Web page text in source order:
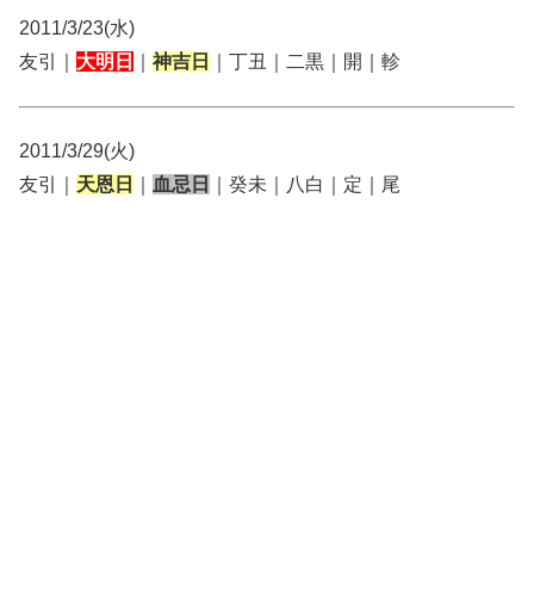
2011/3/23(水)
友引｜ 大明日 神吉日 ｜丁丑｜二黒｜開｜軫
2011/3/29(火)
友引｜ 天恩日 血忌日 ｜癸未｜八白｜定｜尾